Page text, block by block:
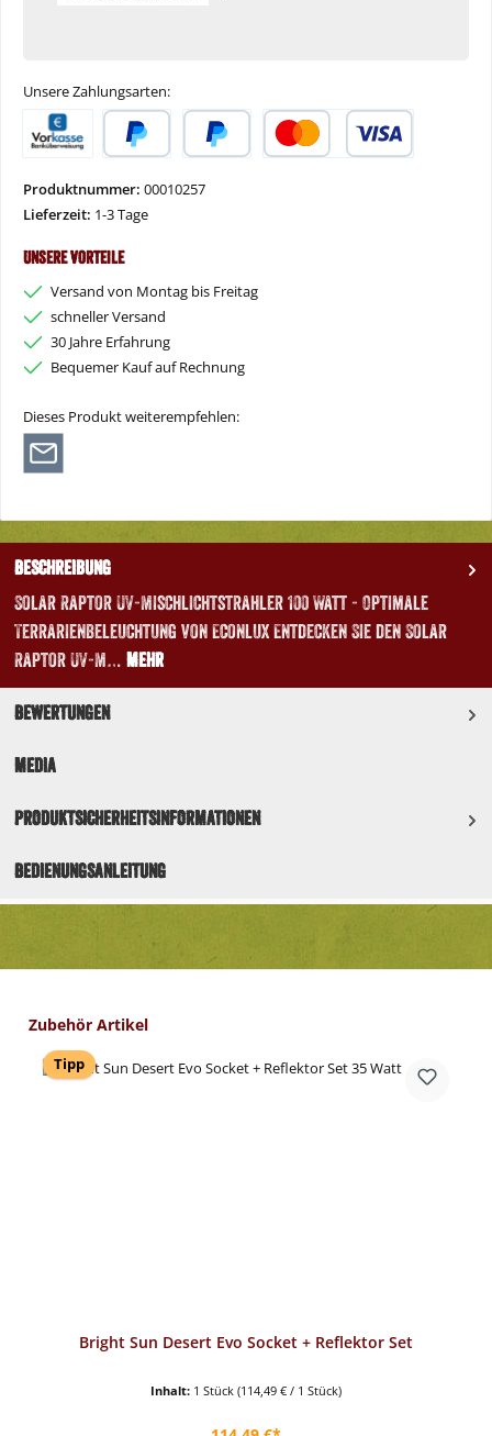
Unsere Zahlungsarten:
Produktnummer: 00010257
Lieferzeit: 1-3 Tage
Unsere Vorteile
Versand von Montag bis Freitag
schneller Versand
30 Jahre Erfahrung
Bequemer Kauf auf Rechnung
Dieses Produkt weiterempfehlen:
Beschreibung
Solar Raptor UV-Mischlichtstrahler 100 Watt - Optimale
Terrarienbeleuchtung von Econlux Entdecken Sie den Solar
Raptor UV-M… Mehr
Bewertungen
Media
Produktsicherheitsinformationen
Bedienungsanleitung
Produktgalerie überspringen
Zubehör Artikel
Tipp
Bright Sun Desert Evo Socket + Reflektor Set
Inhalt: 1 Stück (114,49 € / 1 Stück)